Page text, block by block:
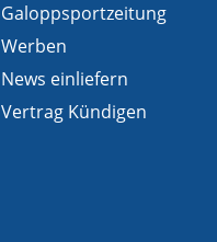
Galoppsportzeitung
Werben
News einliefern
Vertrag Kündigen